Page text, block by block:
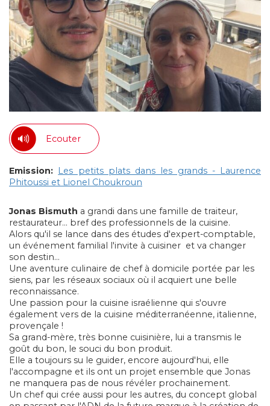
Ecouter
Emission: Les petits plats dans les grands - Laurence
Phitoussi et Lionel Choukroun
Jonas Bismuth a grandi dans une famille de traiteur,
restaurateur… bref des professionnels de la cuisine.
Alors qu'il se lance dans des études d'expert-comptable,
un événement familial l'invite à cuisiner et va changer
son destin…
Une aventure culinaire de chef à domicile portée par les
siens, par les réseaux sociaux où il acquiert une belle
reconnaissance.
Une passion pour la cuisine israélienne qui s'ouvre
également vers de la cuisine méditerranéenne, italienne,
provençale !
Sa grand-mère, très bonne cuisinière, lui a transmis le
goût du bon, le souci du bon produit.
Elle a toujours su le guider, encore aujourd'hui, elle
l'accompagne et ils ont un projet ensemble que Jonas
ne manquera pas de nous révéler prochainement.
Un chef qui crée aussi pour les autres, du concept global